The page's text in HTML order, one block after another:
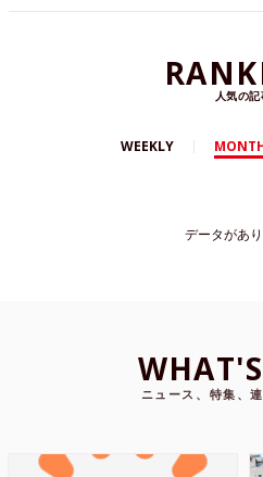
人気の記
WEEKLY
データがあ
ニュース、特集、